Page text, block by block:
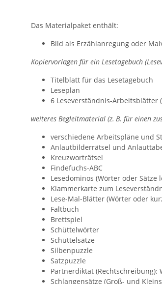
Das Materialpaket enthält:
Bild als Erzählanregung oder
Kopiervorlagen für ein Lesetagebuch
Titelblatt für das Lesetagebuch
Leseplan
6 Leseverständnis-Arbeitsblätter
weiteres Begleitmaterial (z. B. für einen
verschiedene Arbeitspläne und
Anlautbilderrätsel und
Kreuzworträtsel
Findefuchs-ABC
Lesedominos (Wörter oder Sätze
Klammerkarte zum
Lese-Mal-Blätter (Wörter oder
Faltbuch
Brettspiel
Schüttelwörter
Schüttelsätze
Silbenpuzzle
Satzpuzzle
Partnerdiktat (Rechtschreibung):
Schlangensätze (Groß- und